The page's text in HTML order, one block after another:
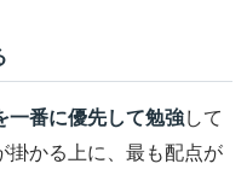
一番に優先して勉強して
掛かる上に、最も配点が